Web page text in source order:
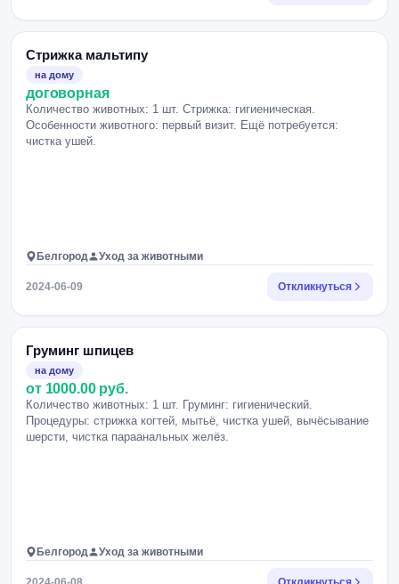
Стрижка мальтипу
на дому
договорная
Количество животных: 1 шт. Стрижка: гигиеническая.
Особенности животного: первый визит. Ещё потребуется:
чистка ушей.
Белгород Уход за животными
2024-06-09 Откликнуться
Груминг шпицев
на дому
от 1000.00 руб.
Количество животных: 1 шт. Груминг: гигиенический.
Процедуры: стрижка когтей, мытьё, чистка ушей, вычёсывание
шерсти, чистка параанальных желёз.
Белгород Уход за животными